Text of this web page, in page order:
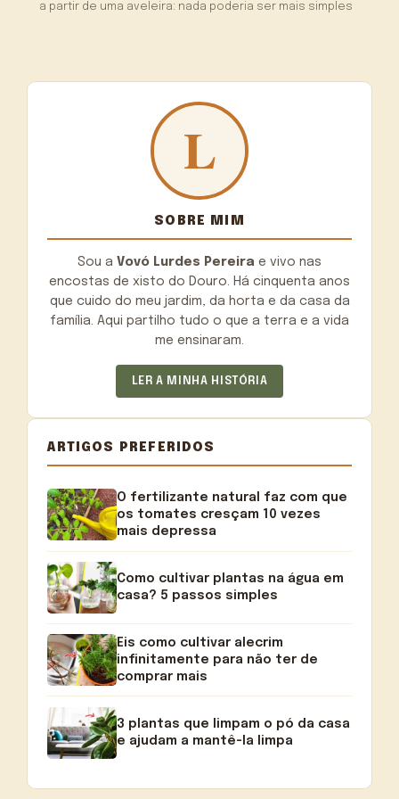
a partir de uma aveleira: nada poderia ser mais simples
SOBRE MIM
Sou a Vovó Lurdes Pereira e vivo nas
encostas de xisto do Douro. Há cinquenta anos
que cuido do meu jardim, da horta e da casa da
família. Aqui partilho tudo o que a terra e a vida
me ensinaram.
LER A MINHA HISTÓRIA
ARTIGOS PREFERIDOS
O fertilizante natural faz com que
os tomates cresçam 10 vezes
mais depressa
Como cultivar plantas na água em
casa? 5 passos simples
Eis como cultivar alecrim
infinitamente para não ter de
comprar mais
3 plantas que limpam o pó da casa
e ajudam a mantê-la limpa